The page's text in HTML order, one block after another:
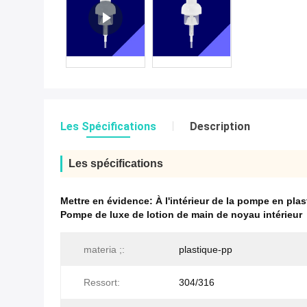
Les Spécifications Description
Les spécifications
Mettre en évidence: À l'intérieur de la pompe en
Pompe de luxe de lotion de main de noyau intérieur
materia ;: plastique-pp
Ressort: 304/316